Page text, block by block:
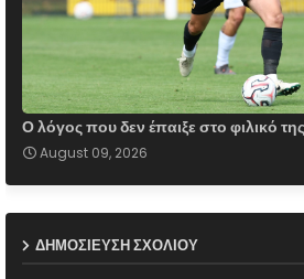
Ο λόγος που δεν έπαιξε στο φιλικό
August 09, 2026
ΔΗΜΟΣΊΕΥΣΗ ΣΧΟΛΊΟΥ